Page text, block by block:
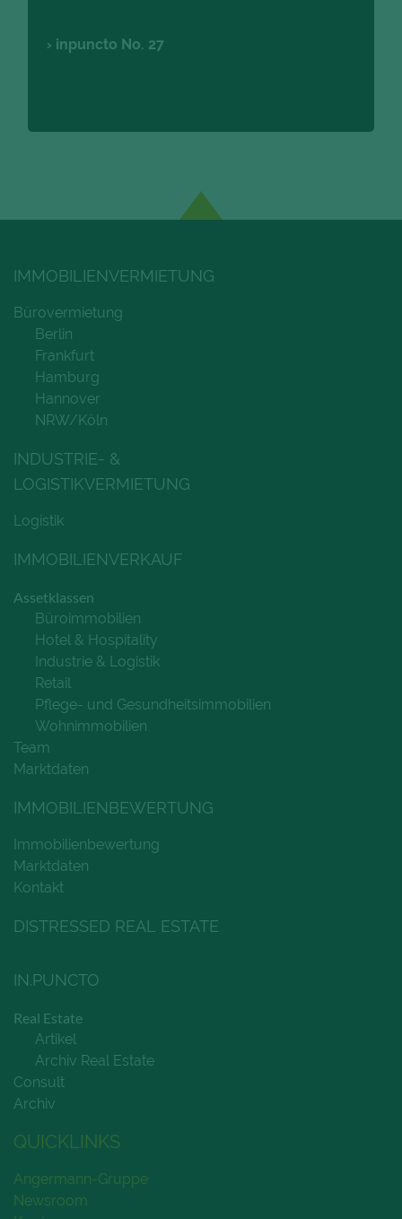
inpuncto No. 27
IMMOBILIENVERMIETUNG
Bürovermietung
Berlin
Frankfurt
Hamburg
Hannover
NRW/Köln
INDUSTRIE- &
LOGISTIKVERMIETUNG
Logistik
IMMOBILIENVERKAUF
Assetklassen
Büroimmobilien
Hotel & Hospitality
Industrie & Logistik
Retail
Pflege- und Gesundheitsimmobilien
Wohnimmobilien
Team
Marktdaten
IMMOBILIENBEWERTUNG
Immobilienbewertung
Marktdaten
Kontakt
DISTRESSED REAL ESTATE
IN.PUNCTO
Real Estate
Artikel
Archiv Real Estate
Consult
Archiv
QUICKLINKS
Angermann-Gruppe
Newsroom